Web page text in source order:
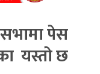
सभामा पेस
यस्तो छ